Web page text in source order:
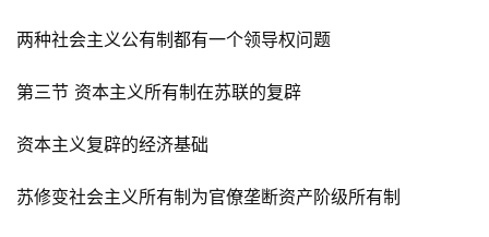
两种社会主义公有制都有一个领导权问题
第三节 资本主义所有制在苏联的复辟
资本主义复辟的经济基础
苏修变社会主义所有制为官僚垄断资产阶级所有制